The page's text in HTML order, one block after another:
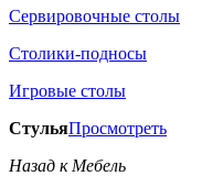
Сервировочные столы
Столики-подносы
Игровые столы
СтульяПросмотреть
Назад к Мебель